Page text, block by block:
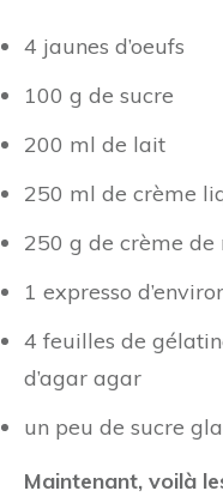
4 jaunes d’oeufs
100 g de sucre
200 ml de lait
250 ml de crème
250 g de crème de
1 expresso
4 feuilles de
d’agar agar
un peu de sucre
Maintenant, voilà